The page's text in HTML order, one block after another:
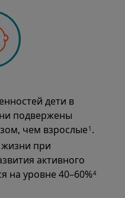
дети в
подвержены
чем взрослые1 .
жизни при
активного
на уровне 40–60%4